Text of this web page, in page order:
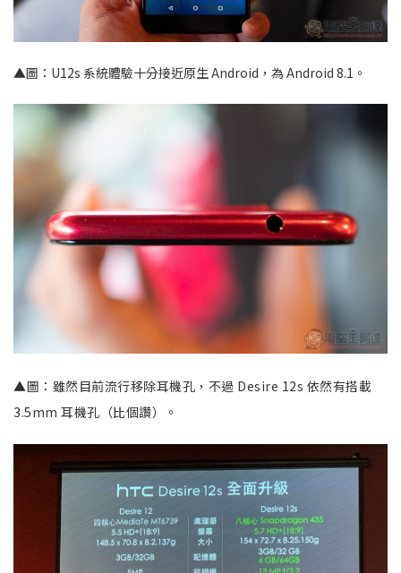
▲圖：U12s 系統體驗十分接近原生 Android，為 Android 8.1。
▲圖：雖然目前流行移除耳機孔，不過 Desire 12s 依然有搭載
3.5mm 耳機孔（比個讚）。